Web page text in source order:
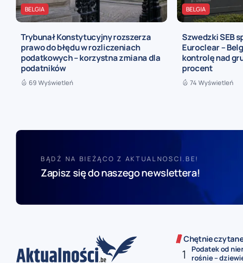
BELGIA
Trybunał Konstytucyjny rozszerza
prawo do błędu w rozliczeniach
podatkowych – korzystna zmiana dla
podatników
69 Wyświetleń
BELGIA
Szwedzki SEB
Euroclear –
kontrolę nad
procent
74 Wyświetleń
BĄDŹ NA BIEŻĄCO Z AKTUALNOSCI.BE!
Zapisz się do naszego newslettera!
Chętnie
Podatek od
rośnie –